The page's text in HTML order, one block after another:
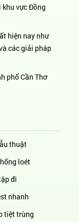
khu vực Đồng
hiện nay như
các giải pháp
phố Cần Thơ
thuật
loét
đi
nhanh
tiệt trùng